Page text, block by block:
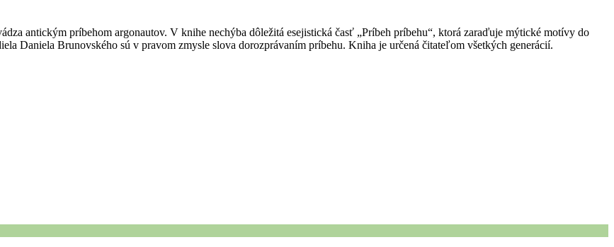
antickým príbehom argonautov. V knihe nechýba dôležitá esejistická časť „Príbeh príbehu“, ktorá zaraďuje mýtické motívy do
Daniela Brunovského sú v pravom zmysle slova dorozprávaním príbehu. Kniha je určená čitateľom všetkých generácií.